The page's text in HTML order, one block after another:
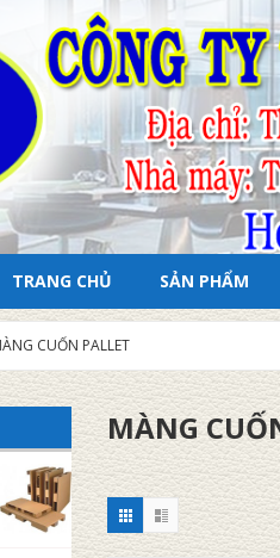
TRANG CHỦ SẢN PHẨM
CUỐN PALLET
MÀNG